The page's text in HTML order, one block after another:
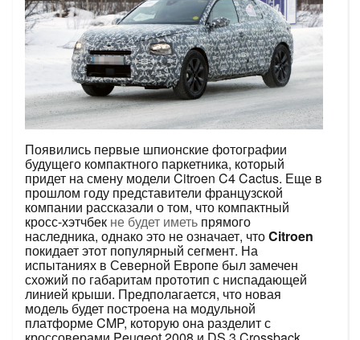
Появились первые шпионские фотографии
будущего компактного паркетника, который
придет на смену модели Citroen C4 Cactus. Еще в
прошлом году представители французской
компании рассказали о том, что компактный
кросс-хэтчбек не будет иметь прямого
наследника, однако это не означает, чтоCitroen
покидает этот популярный сегмент. На
испытаниях в Северной Европе был замечен
схожий по габаритам прототип с ниспадающей
линией крыши. Предполагается, что новая
модель будет построена на модульной
платформе CMP, которую она разделит с